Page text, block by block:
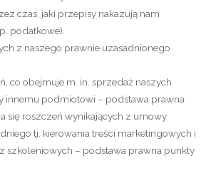
czas, jaki przepisy nakazują nam
podatkowe).
z naszego prawnie uzasadnionego
co obejmuje m. in. sprzedaż naszych
innemu podmiotowi – podstawa prawna
się roszczeń wynikających z umowy
tj. kierowania treści marketingowych i
szkoleniowych – podstawa prawna punkty